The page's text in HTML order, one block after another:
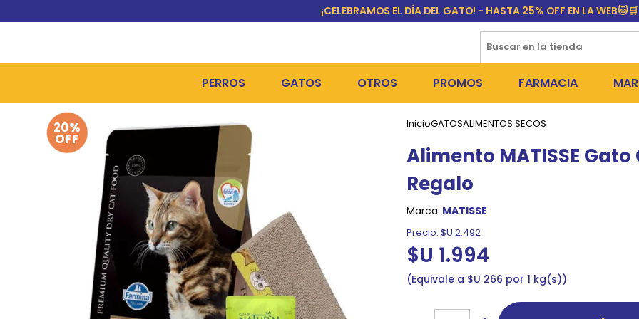
¡CELEBRAMOS EL DÍA DEL GATO! - HASTA 25% OFF EN LA WEB🐱🛒
PERROS
ALIMENTOS SECOS
ALIMENTOS HÚMEDOS Y SNACKS
HIGIENE, PELUQUERÍA Y COSMÉTICA
CAMAS Y CASETAS
BOLSOS Y TRANSPORTADORAS
BOLSAS PARA MATERIA
COLLARES, ARNESES Y CORREAS
GATOS
ALIMENTOS HÚMEDOS Y SNACKS
HIGIENE Y BAÑOS
COMEDEROS Y BEBEDEROS
JUGUETES Y RASCADORES
COLLARES Y ACCESORIOS
OTROS PROMOS
GATOS
OUTLET
FARMACIA
PULGUICIDAS Y
20%
OFF
InicioGATOSALIMENTOS SECOS
Alimento MATISSE
Regalo
Marca: MATISSE
Precio: $U 2.492
$U 1.994
Equivale a $U 266 por 1 kg(s)